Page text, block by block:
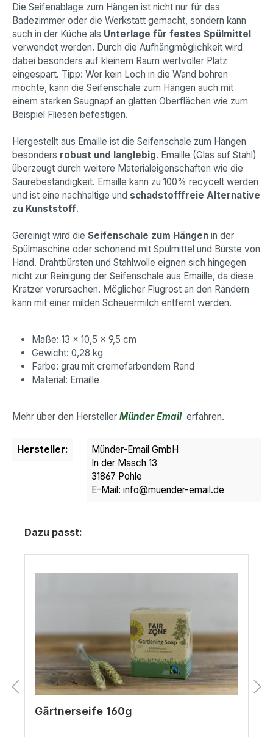
Die Seifenablage zum Hängen ist nicht nur für das
Badezimmer oder die Werkstatt gemacht, sondern kann
auch in der Küche als Unterlage für festes Spülmittel
verwendet werden. Durch die Aufhängmöglichkeit wird
dabei besonders auf kleinem Raum wertvoller Platz
eingespart. Tipp: Wer kein Loch in die Wand bohren
möchte, kann die Seifenschale zum Hängen auch mit
einem starken Saugnapf an glatten Oberflächen wie zum
Beispiel Fliesen befestigen.
Hergestellt aus Emaille ist die Seifenschale zum Hängen
besonders robust und langlebig. Emaille (Glas auf Stahl)
überzeugt durch weitere Materialeigenschaften wie die
Säurebeständigkeit. Emaille kann zu 100% recycelt werden
und ist eine nachhaltige und schadstofffreie Alternative
zu Kunststoff.
Gereinigt wird die Seifenschale zum Hängen in der
Spülmaschine oder schonend mit Spülmittel und Bürste von
Hand. Drahtbürsten und Stahlwolle eignen sich hingegen
nicht zur Reinigung der Seifenschale aus Emaille, da diese
Kratzer verursachen. Möglicher Flugrost an den Rändern
kann mit einer milden Scheuermilch entfernt werden.
Maße: 13 x 10,5 x 9,5 cm
Gewicht: 0,28 kg
Farbe: grau mit cremefarbendem Rand
Material: Emaille
Mehr über den Hersteller Münder Email erfahren.
Hersteller:
Münder-Email GmbH
In der Masch 13
31867 Pohle
E-Mail: info@muender-email.de
Produktgalerie überspringen
Dazu passt:
Gärtnerseife 160g